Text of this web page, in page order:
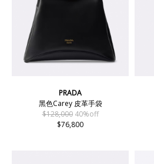
PRADA
黑色Carey 皮革手袋
$128,000 40%off
$76,800